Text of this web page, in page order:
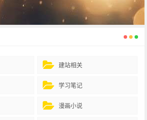
建站相关
学习笔记
漫画小说